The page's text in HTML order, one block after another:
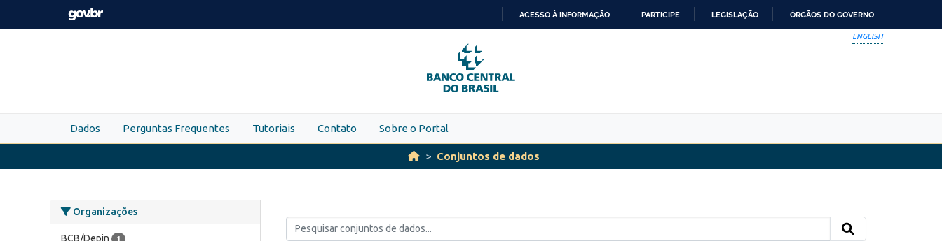
Skip to main content
PARA
O
CONTEÚDO
ACESSO À INFORMAÇÃO PARTICIPE LEGISLAÇÃO ÓRGÃOS DO GOVERNO
ENGLISH
Dados Perguntas Frequentes Tutoriais Contato Sobre o Portal
Conjuntos de dados
Organizações
BCB/Depin 1